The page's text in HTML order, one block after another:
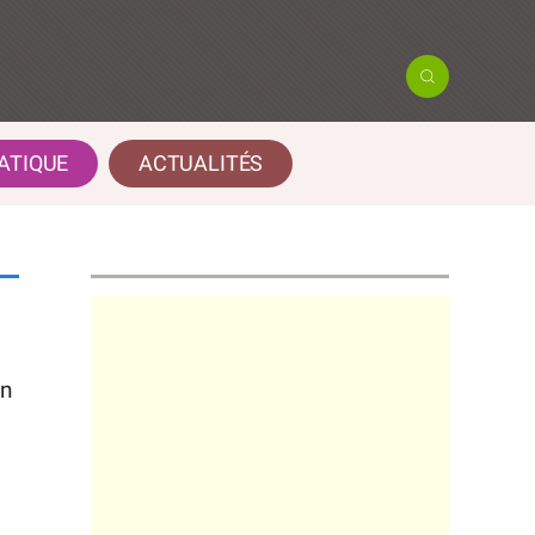
ACTUALITÉS